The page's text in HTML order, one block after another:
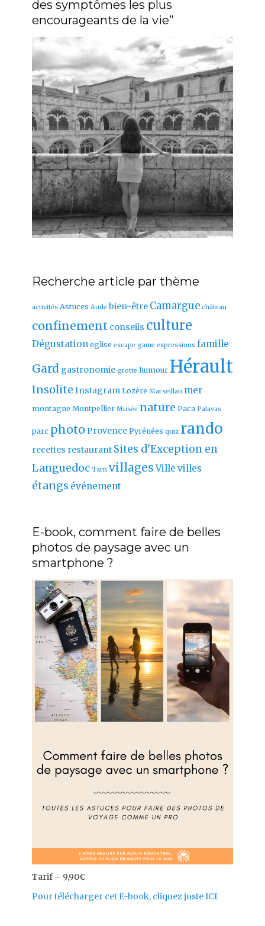
des symptômes les plus
encourageants de la vie”
Recherche article par thème
activités Astuces Aude bien-être Camargue château
confinement conseils culture
Dégustation eglise escape game expressions famille
Gard gastronomie grotte humour Hérault
Insolite Instagram Lozère Marseillan mer
montagne Montpellier Musée nature Paca Palavas
parc photoProvence Pyrénées quiz rando
recettes restaurant Sites d'Exception en
Languedoc Tarn villages Ville villes
étangs événement
E-book, comment faire de belles
photos de paysage avec un
smartphone ?
Tarif – 9,90€
Pour télécharger cet E-book, cliquez juste ICI